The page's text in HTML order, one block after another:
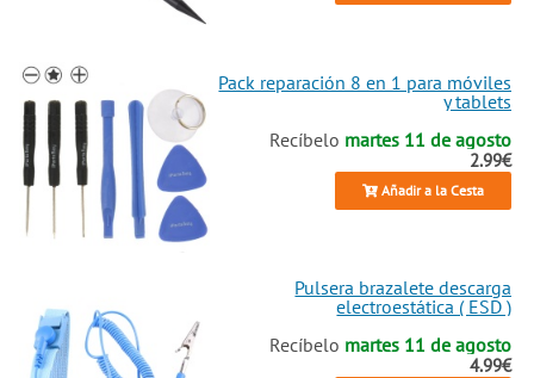
Pack reparación 8 en 1 para móviles
y tablets
Recíbelo martes 11 de agosto
2.99€
Añadir a la Cesta
Pulsera brazalete descarga
electroestática ( ESD )
Recíbelo martes 11 de agosto
4.99€